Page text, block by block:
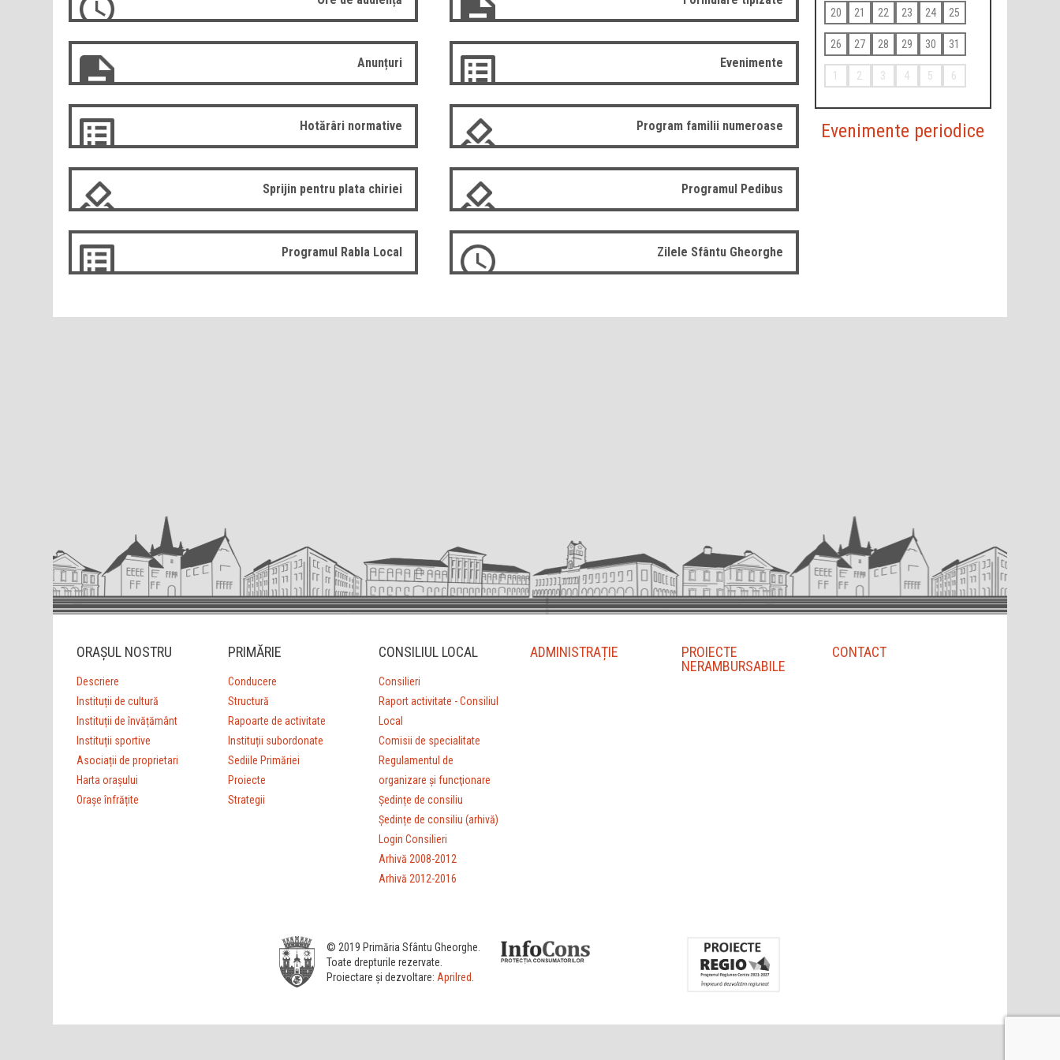
Anunțuri Evenimente
Hotărâri normative Program familii numeroase
Sprijin pentru plata chiriei Programul Pedibus
Programul Rabla Local Zilele Sfântu Gheorghe
20 21 22 23 24 25
26 27 28 29 30 31
1 2 3 4 5 6
Evenimente periodice
ORAȘUL NOSTRU
Descriere
Instituții de cultură
Instituții de învățământ
Instituții sportive
Asociații de proprietari
Harta orașului
Orașe înfrățite
PRIMĂRIE
Conducere
Structură
Rapoarte de activitate
Instituții subordonate
Sediile Primăriei
Proiecte
Strategii
CONSILIUL LOCAL
Consilieri
Raport activitate - Consiliul
Local
Comisii de specialitate
Regulamentul de
organizare şi funcţionare
Ședințe de consiliu
Ședințe de consiliu (arhivă)
Login Consilieri
Arhivă 2008-2012
Arhivă 2012-2016
ADMINISTRAȚIE
PROIECTE
NERAMBURSABILE
CONTACT
© 2019 Primăria Sfântu Gheorghe.
Toate drepturile rezervate.
Proiectare și dezvoltare: Aprilred